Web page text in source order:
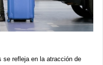
se refleja en la atracción de